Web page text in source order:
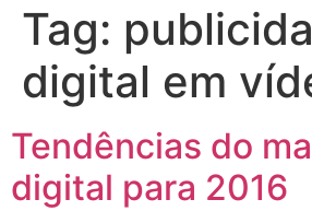
Tag:
digital em
Tendências do
digital para 2016